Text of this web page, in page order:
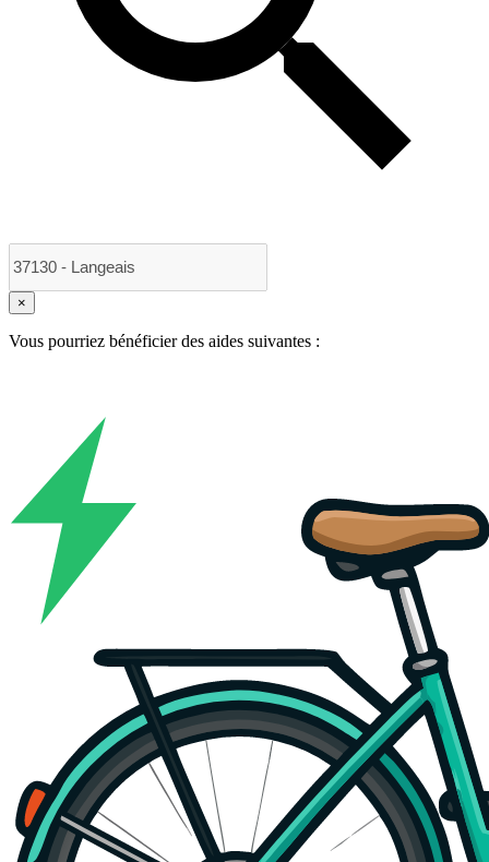
×
Vous pourriez bénéficier des aides suivantes :